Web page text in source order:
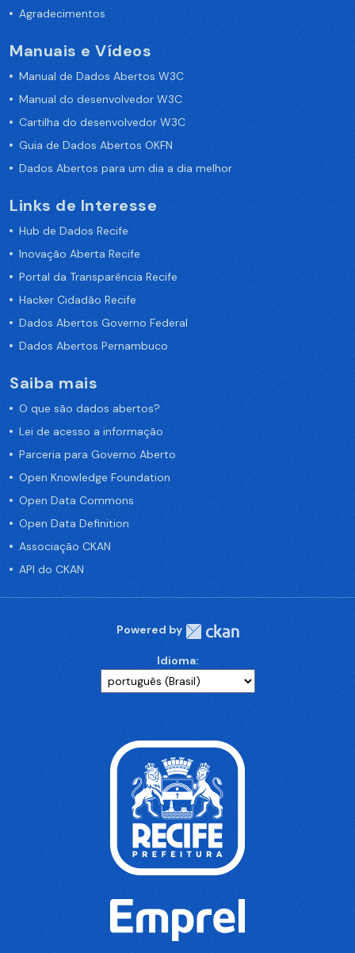
Agradecimentos
Manuais e Vídeos
Manual de Dados Abertos W3C
Manual do desenvolvedor W3C
Cartilha do desenvolvedor W3C
Guia de Dados Abertos OKFN
Dados Abertos para um dia a dia melhor
Links de Interesse
Hub de Dados Recife
Inovação Aberta Recife
Portal da Transparência Recife
Hacker Cidadão Recife
Dados Abertos Governo Federal
Dados Abertos Pernambuco
Saiba mais
O que são dados abertos?
Lei de acesso a informação
Parceria para Governo Aberto
Open Knowledge Foundation
Open Data Commons
Open Data Definition
Associação CKAN
API do CKAN
Powered by
Idioma